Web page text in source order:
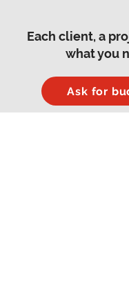
Each client, a
what you
Ask for